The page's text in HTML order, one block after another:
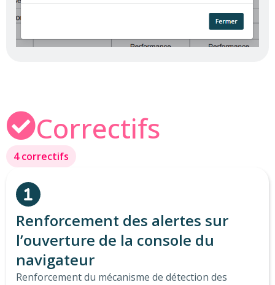
Correctifs
4 correctifs
Renforcement des alertes sur
l’ouverture de la console du
navigateur
Renforcement du mécanisme de détection des